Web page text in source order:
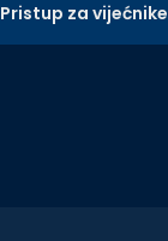
Pristup za vijećnike